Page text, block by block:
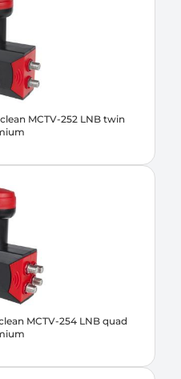
MCTV-252 LNB twin
MCTV-254 LNB quad